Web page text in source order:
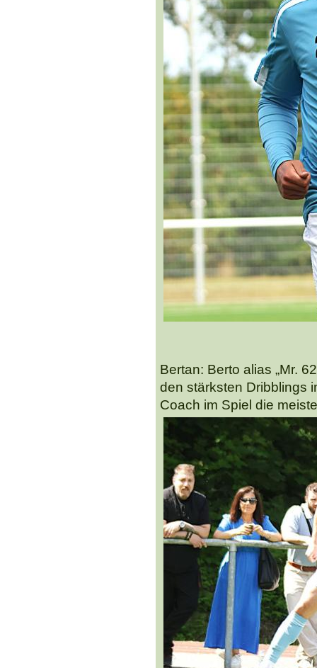
Bertan: Berto alias „Mr.
den stärksten Dribblings
Coach im Spiel die